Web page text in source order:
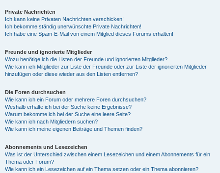
Private Nachrichten
Ich kann keine Privaten Nachrichten verschicken!
Ich bekomme ständig unerwünschte Private Nachrichten!
Ich habe eine Spam-E-Mail von einem Mitglied dieses Forums erhalten!
Freunde und ignorierte Mitglieder
Wozu benötige ich die Listen der Freunde und ignorierten Mitglieder?
Wie kann ich Mitglieder zur Liste der Freunde oder zur Liste der ignorierten Mitglieder
hinzufügen oder diese wieder aus den Listen entfernen?
Die Foren durchsuchen
Wie kann ich ein Forum oder mehrere Foren durchsuchen?
Weshalb erhalte ich bei der Suche keine Ergebnisse?
Warum bekomme ich bei der Suche eine leere Seite?
Wie kann ich nach Mitgliedern suchen?
Wie kann ich meine eigenen Beiträge und Themen finden?
Abonnements und Lesezeichen
Was ist der Unterschied zwischen einem Lesezeichen und einem Abonnements für ein
Thema oder Forum?
Wie kann ich ein Lesezeichen auf ein Thema setzen oder ein Thema abonnieren?